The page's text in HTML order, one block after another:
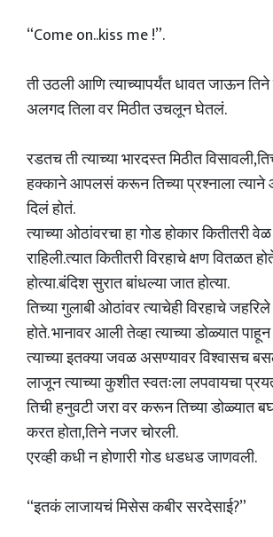
“Come on..kiss me !”.
ती उठली आणि त्याच्यापर्यंत धावत जाऊन तिने
अलगद तिला वर मिठीत उचलून घेतलं.
रडतच ती त्याच्या भारदस्त मिठीत
हक्काने आपलसं करून तिच्या प्रश्नाला त्याने
दिलं होतं.
त्याच्या ओठांवरचा हा गोड होकार कितीतरी
राहिली.त्यात कितीतरी विरहाचे क्षण वितळत
होत्या.बंदिश सुरात बांधल्या जात होत्या.
तिच्या गुलाबी ओठांवर त्याचेही विरहाचे
होते. भानावर आली तेव्हा त्याच्या डोळ्यात
त्याच्या इतक्या जवळ असण्यावर विश्वासच
लाजून त्याच्या कुशीत स्वतःला लपवायचा
तिची हनुवटी जरा वर करून तिच्या डोळ्यात
करत होता,तिने नजर चोरली.
एरव्ही कधी न होणारी गोड धडधड जाणवली.
“इतकं लाजायचं मिसेस कबीर सरदेसाई?”